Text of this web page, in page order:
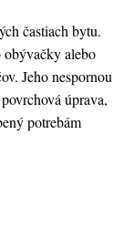
častiach bytu.
obývačky alebo
Jeho nespornou
úprava,
potrebám